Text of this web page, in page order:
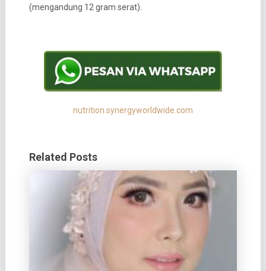
(mengandung 12 gram serat).
nutrition.synergyworldwide.com
Related Posts